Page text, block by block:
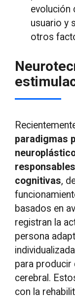
evolución
usuario y
otros
paradigmas
cognitivas,
basados en
registran la
persona
para producir
cerebral.
con la